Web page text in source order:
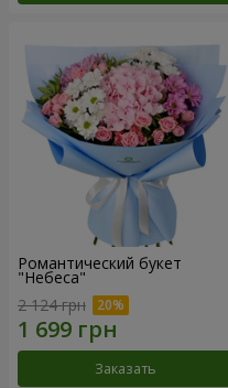
Романтический букет
"Небеса"
2 124 грн
Заказать